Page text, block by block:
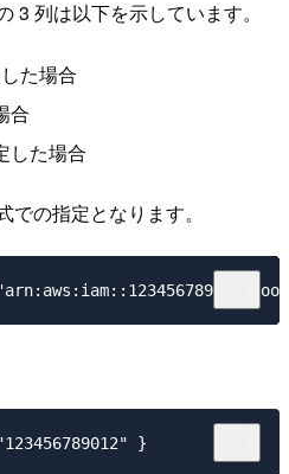
3 列は以下を示しています。
た場合
合
した場合
の指定となります。